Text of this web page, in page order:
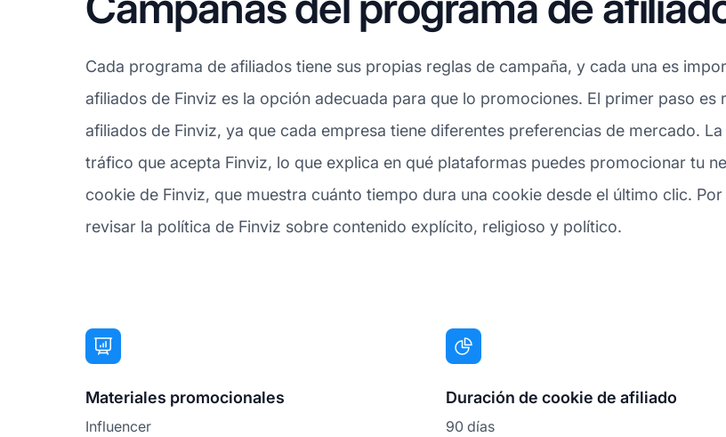
Cada programa de afiliados tiene sus propias reglas de campaña, y cada una es
afiliados de Finviz es la opción adecuada para que lo promociones. El primer paso
afiliados de Finviz, ya que cada empresa tiene diferentes preferencias de mercado.
tráfico que acepta Finviz, lo que explica en qué plataformas puedes promocionar tu
cookie de Finviz, que muestra cuánto tiempo dura una cookie desde el último clic.
revisar la política de Finviz sobre contenido explícito, religioso y político.
Materiales promocionales
Influencer
Duración de cookie de afiliado
90 días